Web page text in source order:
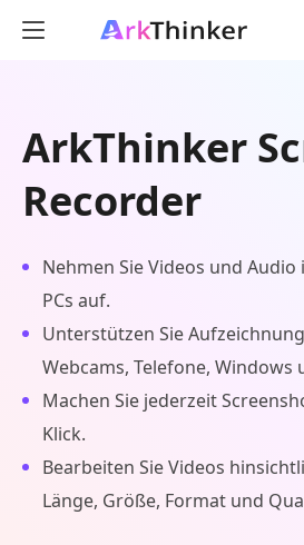
ArkThinker
Recorder
Nehmen Sie Videos und
PCs auf.
Unterstützen Sie
Webcams, Telefone, Windows
Machen Sie jederzeit
Klick.
Bearbeiten Sie Videos
Länge, Größe, Format und